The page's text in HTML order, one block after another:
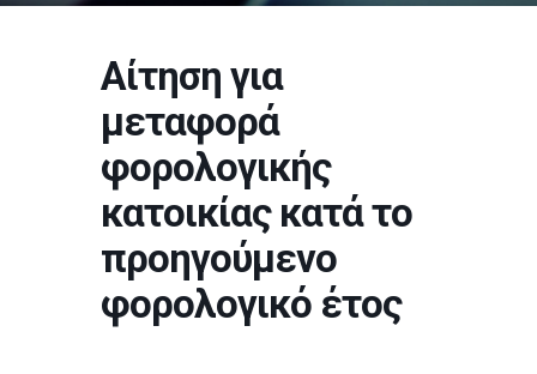
Αίτηση για
μεταφορά
φορολογικής
κατοικίας κατά το
προηγούμενο
φορολογικό έτος